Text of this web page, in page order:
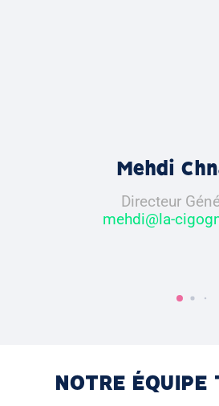
Mehdi
Directeur
mehdi@la-
NOTRE ÉQUIPE